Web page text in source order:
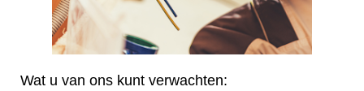
Wat u van ons kunt verwachten: